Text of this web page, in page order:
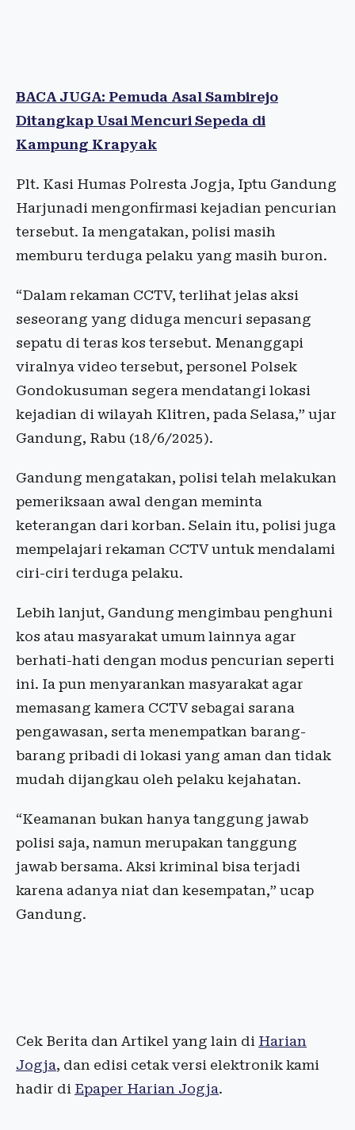
BACA JUGA: Pemuda Asal Sambirejo
Ditangkap Usai Mencuri Sepeda di
Kampung Krapyak
Plt. Kasi Humas Polresta Jogja, Iptu Gandung
Harjunadi mengonfirmasi kejadian pencurian
tersebut. Ia mengatakan, polisi masih
memburu terduga pelaku yang masih buron.
“Dalam rekaman CCTV, terlihat jelas aksi
seseorang yang diduga mencuri sepasang
sepatu di teras kos tersebut. Menanggapi
viralnya video tersebut, personel Polsek
Gondokusuman segera mendatangi lokasi
kejadian di wilayah Klitren, pada Selasa,” ujar
Gandung, Rabu (18/6/2025).
Gandung mengatakan, polisi telah melakukan
pemeriksaan awal dengan meminta
keterangan dari korban. Selain itu, polisi juga
mempelajari rekaman CCTV untuk mendalami
ciri-ciri terduga pelaku.
Lebih lanjut, Gandung mengimbau penghuni
kos atau masyarakat umum lainnya agar
berhati-hati dengan modus pencurian seperti
ini. Ia pun menyarankan masyarakat agar
memasang kamera CCTV sebagai sarana
pengawasan, serta menempatkan barang-
barang pribadi di lokasi yang aman dan tidak
mudah dijangkau oleh pelaku kejahatan.
“Keamanan bukan hanya tanggung jawab
polisi saja, namun merupakan tanggung
jawab bersama. Aksi kriminal bisa terjadi
karena adanya niat dan kesempatan,” ucap
Gandung.
Cek Berita dan Artikel yang lain di Harian
Jogja, dan edisi cetak versi elektronik kami
hadir di Epaper Harian Jogja.